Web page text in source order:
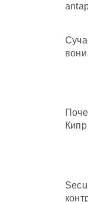
Кипр